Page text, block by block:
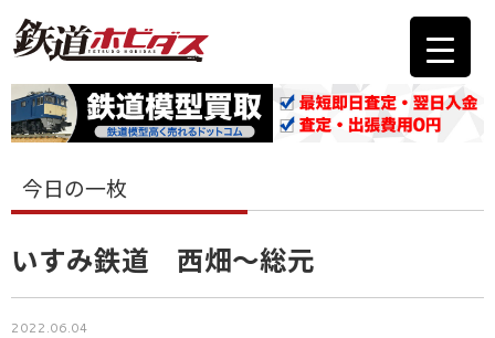
今日の一枚
いすみ鉄道 西畑～総元
2022.06.04